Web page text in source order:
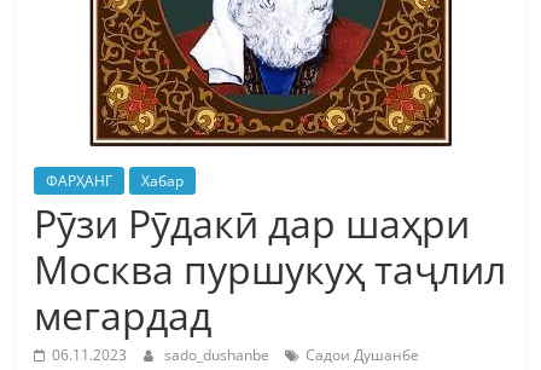
ФАРҲАНГ Хабар
Рӯзи Рӯдакӣ дар шаҳри
Москва пуршукуҳ таҷлил
мегардад
06.11.2023 sado_dushanbe Садои Душанбе